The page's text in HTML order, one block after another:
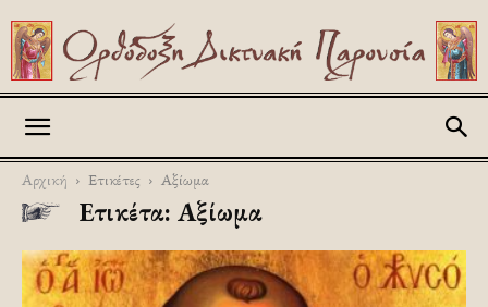
Αρχική Ετικέτες Αξίωμα
Ετικέτα: Αξίωμα